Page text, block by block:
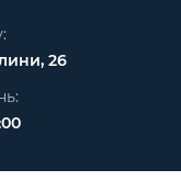
26